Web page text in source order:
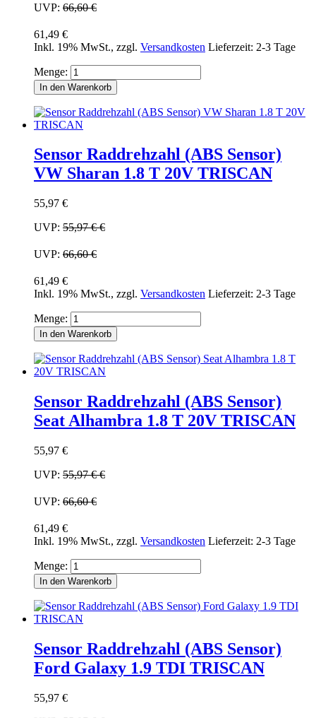
UVP: 66,60 €
61,49 €
Inkl. 19% MwSt., zzgl. Versandkosten Lieferzeit: 2-3 Tage
Menge:
In den Warenkorb
Sensor Raddrehzahl (ABS Sensor)
VW Sharan 1.8 T 20V TRISCAN
55,97 €
UVP: 55,97 €€
UVP: 66,60 €
61,49 €
Inkl. 19% MwSt., zzgl. Versandkosten Lieferzeit: 2-3 Tage
Menge:
In den Warenkorb
Sensor Raddrehzahl (ABS Sensor)
Seat Alhambra 1.8 T 20V TRISCAN
55,97 €
UVP: 55,97 €€
UVP: 66,60 €
61,49 €
Inkl. 19% MwSt., zzgl. Versandkosten Lieferzeit: 2-3 Tage
Menge:
In den Warenkorb
Sensor Raddrehzahl (ABS Sensor)
Ford Galaxy 1.9 TDI TRISCAN
55,97 €